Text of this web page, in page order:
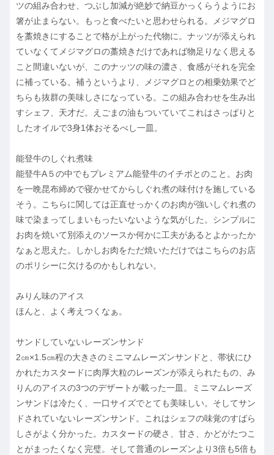
ツの組み合わせ、つぶし加減が絶妙で納豆かっくらうようにお
箸が止まらない。もっと食べたいと思わせられる。メジマグロ
を藁焼きにすることで格が上がった代物に。ナッツが添えられ
ていなくてメジマグロの藁焼きだけであれば物足りなく思える
こと間違いないが、このナッツの味の濃さ、食感がそれを完全
に補っている。補うというより、メジマグロとの相乗効果でど
ちらも抜群の美味しさになっている。この組み合わせを生み出
すシェフ、天才だ。えごまの油もついていてこれはさっぱりと
したオイルで3身1体おそるべし一皿。
能登牛のしぐれ煮味
能登牛A５の中でもプレミアム能登牛のイチボとのこと。お肉
を一晩昆布締めで寝かせてからしぐれ煮の味付けを施している
そう。こちらに関しては正直せっかくのお肉が強いしぐれ煮の
味で染まってしまいもったいないような気がした。シンプルに
お肉を焼いて別添えのソースか何かに工夫があるとよかったか
なぁと思えた。しかしお肉をただ焼いただけではこちらのお店
のポリシーに欠けるのかもしれない。
みりん味のアイス
ほんと、よく考えつくなぁ。
サンドしていないレーズンサンド
2㎝×1.5㎝程の大きさのミニマムレーズンサンドと、帯状にひ
かれたカスタードに肉厚大粒のレーズンが添えられたもの、み
りんのアイスの3つのデザートが載った一皿。ミニマムレーズ
ンサンドは冷たく、一口サイズでとても美味しい。そしてサン
ドされていないレーズンサンド。これはシェフの味覚のすばら
しさがよく分かった。カスタードの硬さ、甘さ、かどがたつこ
とがまったくなく完璧。そして普通のレーズンより3倍も5倍も